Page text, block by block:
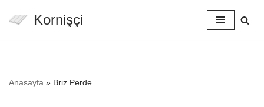
Kornişçi
Anasayfa » Briz Perde